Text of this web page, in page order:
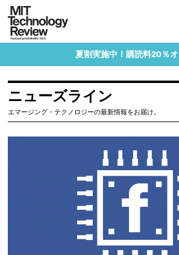
夏割実施中！購読料20％オ
ニューズライン
エマージング・テクノロジーの最新情報をお届け。